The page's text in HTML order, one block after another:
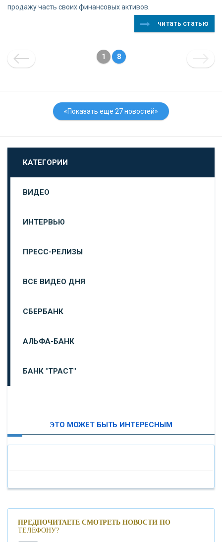
продажу часть своих финансовых активов.
читать статью
1 8
«Показать еще 27 новостей»
КАТЕГОРИИ
ВИДЕО
ИНТЕРВЬЮ
ПРЕСС-РЕЛИЗЫ
ВСЕ ВИДЕО ДНЯ
СБЕРБАНК
АЛЬФА-БАНК
БАНК "ТРАСТ"
«БАНК САНКТ-ПЕТЕРБУРГ»
«ПРОМСВЯЗЬБАНК»
ЭТО МОЖЕТ БЫТЬ ИНТЕРЕСНЫМ
ПРЕДПОЧИТАЕТЕ СМОТРЕТЬ НОВОСТИ ПО
ТЕЛЕФОНУ?